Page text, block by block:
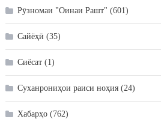
Рӯзномаи "Оинаи Рашт" (601)
Сайёҳӣ (35)
Сиёсат(1)
Суханрониҳои раиси ноҳия(24)
Хабарҳо(762)